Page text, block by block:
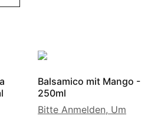
Balsamico mit Mango -
250ml
Bitte Anmelden, Um